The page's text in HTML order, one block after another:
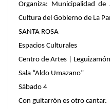
Organiza: Municipalidad de
Cultura del Gobierno de La
SANTA ROSA
Espacios Culturales
Centro de Artes |
Sala “Aldo Umazano”
Sábado 4
Con guitarrón es otro cantar.